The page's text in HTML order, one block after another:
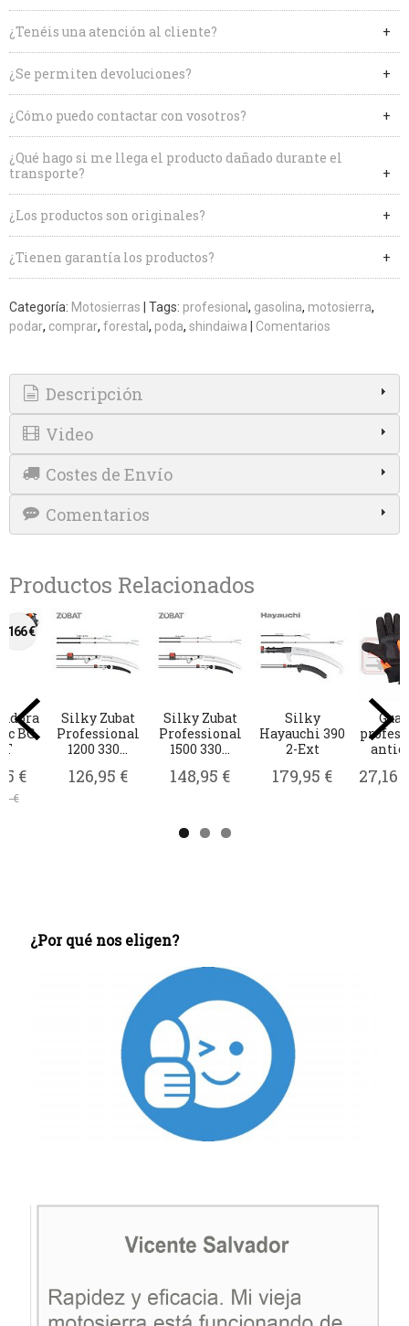
¿Por qué nos eligen?
¿Tenéis una atención al cliente?
¿Se permiten devoluciones?
¿Cómo puedo contactar con vosotros?
¿Qué hago si me llega el producto dañado durante el
transporte?
¿Los productos son originales?
¿Tienen garantía los productos?
Categoría: Motosierras Tags: profesional gasolina motosierra
podar comprar forestal poda shindaiwa Comentarios
Descripción
Video
Costes de Envío
Comentarios
Productos Relacionados
-156 €
Motosierra
Profesional
Oleo Mac Gs...
639,95 €
-150 €
Cortasetos de
altura Oleo
Mac BC 241...
519,95 €
-114 €
Motosierra de
Poda Oleo Mac
425,95 €
-178 €
Podadora Oleo
Mac PPX 271
749,95 €
927,95 €